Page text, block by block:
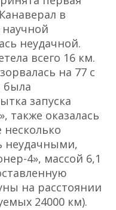
в
неудачной.
всего 16 км.
на 77 с
была
запуска
также оказалась
неудачными,
4», массой 6,1
на расстоянии
24000 км).